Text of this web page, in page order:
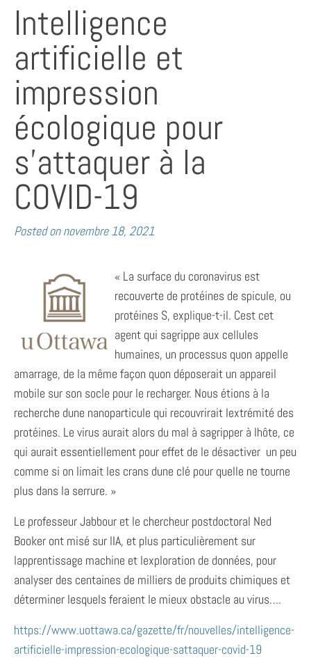
Intelligence
artificielle et
impression
écologique pour
s’attaquer à la
COVID-19
Posted on novembre 18, 2021
« La surface du coronavirus est
recouverte de protéines de spicule, ou
protéines S, explique-t-il. Cest cet
agent qui sagrippe aux cellules
humaines, un processus quon appelle
amarrage, de la même façon quon déposerait un appareil
mobile sur son socle pour le recharger. Nous étions à la
recherche dune nanoparticule qui recouvrirait lextrémité des
protéines. Le virus aurait alors du mal à sagripper à lhôte, ce
qui aurait essentiellement pour effet de le désactiver  un peu
comme si on limait les crans dune clé pour quelle ne tourne
plus dans la serrure. »
Le professeur Jabbour et le chercheur postdoctoral Ned
Booker ont misé sur lIA, et plus particulièrement sur
lapprentissage machine et lexploration de données, pour
analyser des centaines de milliers de produits chimiques et
déterminer lesquels feraient le mieux obstacle au virus….
https://www.uottawa.ca/gazette/fr/nouvelles/intelligence-
artificielle-impression-ecologique-sattaquer-covid-19